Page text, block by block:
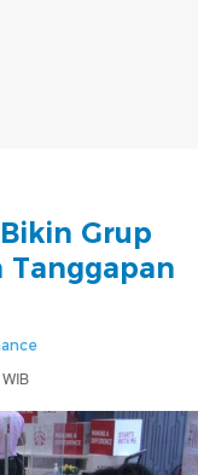
Grup
Tanggapan